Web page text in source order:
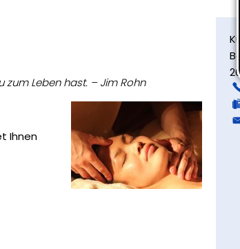
zum Leben hast. – Jim Rohn
Ihnen